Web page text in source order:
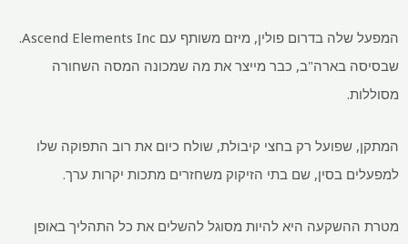
המפעל שלה בדרום פולין, מיזם משותף עם Ascend Elements Inc.
שבסיסה בארה"ב, כבר מייצר את מה שמכונה המסה השחורה
מסוללות.
המתקן, שפועל רק בחצי קיבולת, שולח כיום את רוב התפוקה שלו
למפעלים בסין, שם בתי הזיקוק משחזרים מתכות יקרות ערך.
מטרת ההשקעה היא להיות מסוגל להשלים את כל התהליך באופן